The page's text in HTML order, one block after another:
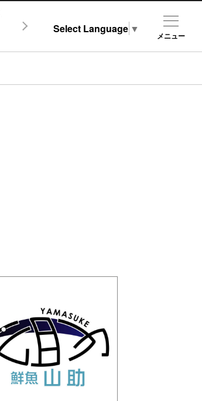
メニュー
Select Language ▼